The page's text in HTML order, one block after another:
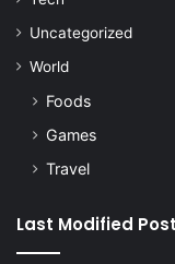
Uncategorized
World
Foods
Games
Travel
Last Modified